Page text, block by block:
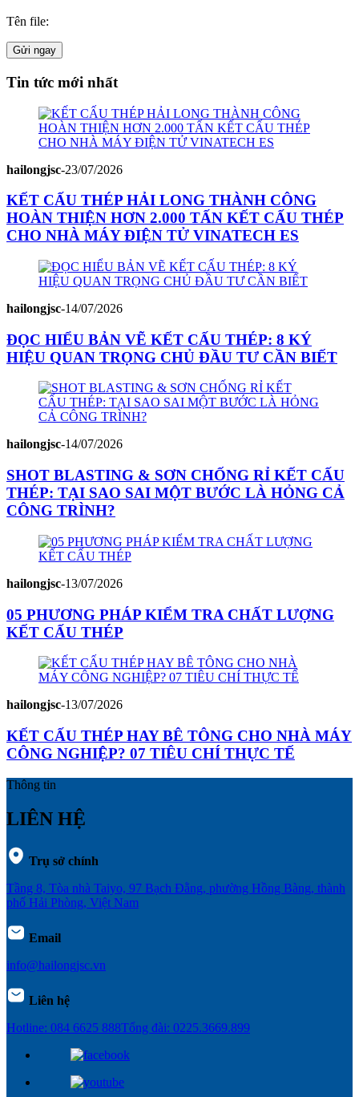
Tên file:
Gửi ngay
Tin tức mới nhất
hailongjsc-23/07/2026
KẾT CẤU THÉP HẢI LONG THÀNH CÔNG
HOÀN THIỆN HƠN 2.000 TẤN KẾT CẤU THÉP
CHO NHÀ MÁY ĐIỆN TỬ VINATECH ES
hailongjsc-14/07/2026
ĐỌC HIỂU BẢN VẼ KẾT CẤU THÉP: 8 KÝ
HIỆU QUAN TRỌNG CHỦ ĐẦU TƯ CẦN BIẾT
hailongjsc-14/07/2026
SHOT BLASTING & SƠN CHỐNG RỈ KẾT CẤU
THÉP: TẠI SAO SAI MỘT BƯỚC LÀ HỎNG CẢ
CÔNG TRÌNH?
hailongjsc-13/07/2026
05 PHƯƠNG PHÁP KIỂM TRA CHẤT LƯỢNG
KẾT CẤU THÉP
hailongjsc-13/07/2026
KẾT CẤU THÉP HAY BÊ TÔNG CHO NHÀ MÁY
CÔNG NGHIỆP? 07 TIÊU CHÍ THỰC TẾ
Thông tin
LIÊN HỆ
Trụ sở chính
Tầng 8, Tòa nhà Taiyo, 97 Bạch Đằng, phường Hồng Bàng, thành
phố Hải Phòng, Việt Nam
Email
info@hailongjsc.vn
Liên hệ
Hotline: 084 6625 888Tổng đài: 0225.3669.899